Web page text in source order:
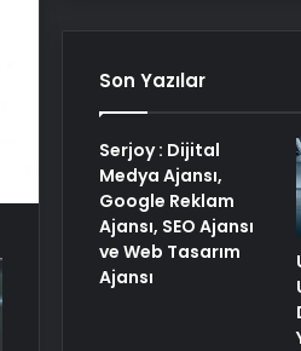
Son Yazılar
Serjoy : Dijital
Medya Ajansı,
Google Reklam
Ajansı, SEO Ajansı
ve Web Tasarım
Ajansı